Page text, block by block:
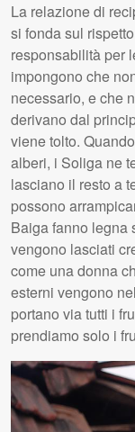
La relazione di
si fonda sul
responsabilità per
impongono che
necessario, e che
derivano dal
viene tolto.
alberi, i Soliga ne
lasciano il resto a
possono
Baiga fanno legna
vengono lasciati
come una donna
esterni vengono
portano via tutti i
prendiamo solo i